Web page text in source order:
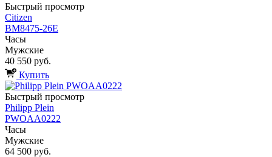
Быстрый просмотр
Citizen
BM8475-26E
Часы
Мужские
40 550 руб.
Купить
Быстрый просмотр
Philipp Plein
PWOAA0222
Часы
Мужские
64 500 руб.